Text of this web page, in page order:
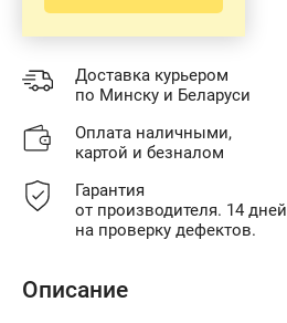
Доставка курьером
по Минску и Беларуси
Оплата наличными,
картой и безналом
Гарантия
от производителя. 14 дней
на проверку дефектов.
Описание